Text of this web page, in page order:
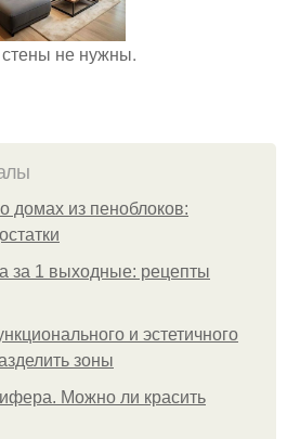
стены не нужны.
домах из пеноблоков:
за 1 выходные: рецепты
и эстетичного
зоны
Можно ли красить